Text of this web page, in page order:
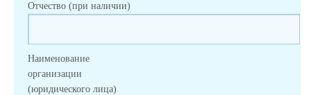
Отчество (при наличии)
Наименование
организации
(юридического лица)